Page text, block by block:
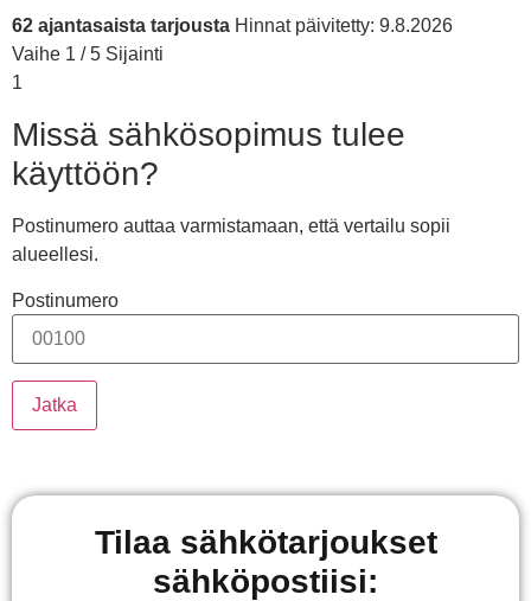
62 ajantasaista tarjousta Hinnat päivitetty: 9.8.2026
Vaihe 1 / 5 Sijainti
1
Missä sähkösopimus tulee
käyttöön?
Postinumero auttaa varmistamaan, että vertailu sopii
alueellesi.
Postinumero
Jatka
Tilaa sähkötarjoukset
sähköpostiisi: